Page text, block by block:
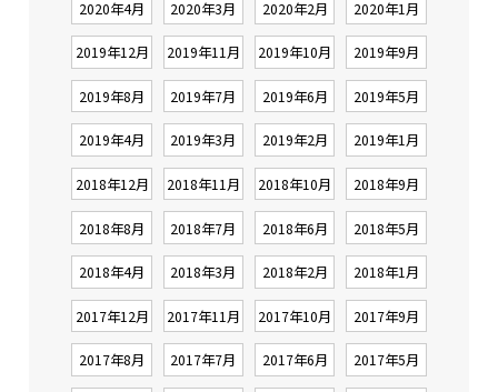
2020年4月 2020年3月 2020年2月 2020年1月
2019年12月 2019年11月 2019年10月 2019年9月
2019年8月 2019年7月 2019年6月 2019年5月
2019年4月 2019年3月 2019年2月 2019年1月
2018年12月 2018年11月 2018年10月 2018年9月
2018年8月 2018年7月 2018年6月 2018年5月
2018年4月 2018年3月 2018年2月 2018年1月
2017年12月 2017年11月 2017年10月 2017年9月
2017年8月 2017年7月 2017年6月 2017年5月